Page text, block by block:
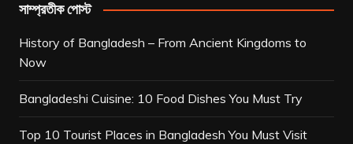
সাম্প্রতীক পোস্ট
History of Bangladesh – From Ancient Kingdoms to
Now
Bangladeshi Cuisine: 10 Food Dishes You Must Try
Top 10 Tourist Places in Bangladesh You Must Visit